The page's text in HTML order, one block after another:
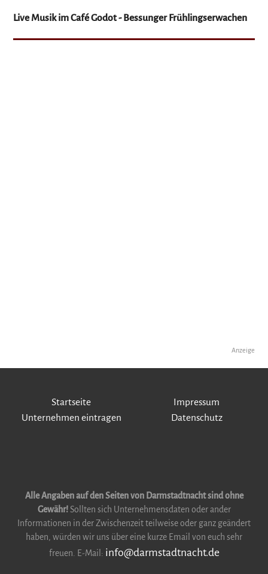
Live Musik im Café Godot - Bessunger Frühlingserwachen
Anzeige
Startseite
Unternehmen eintragen
Impressum
Datenschutz
Alle Angaben auf den Seiten von Darmstadtnacht sind ohne
Gewähr!Sollten sich Unternehmensdaten oder ander
Informationen in der Zwischenzeit teilweise oder ganz geändert
haben, würden wir uns über eine kurze Email von euch sehr
freuen. E-Mail: info@darmstadtnacht.de